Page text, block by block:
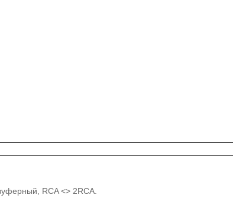
RCA <> 2RCA.